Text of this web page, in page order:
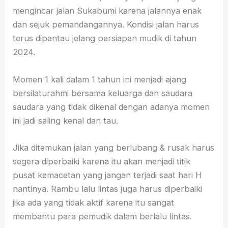
mengincar jalan Sukabumi karena jalannya enak
dan sejuk pemandangannya. Kondisi jalan harus
terus dipantau jelang persiapan mudik di tahun
2024.
Momen 1 kali dalam 1 tahun ini menjadi ajang
bersilaturahmi bersama keluarga dan saudara
saudara yang tidak dikenal dengan adanya momen
ini jadi saling kenal dan tau.
Jika ditemukan jalan yang berlubang & rusak harus
segera diperbaiki karena itu akan menjadi titik
pusat kemacetan yang jangan terjadi saat hari H
nantinya. Rambu lalu lintas juga harus diperbaiki
jika ada yang tidak aktif karena itu sangat
membantu para pemudik dalam berlalu lintas.